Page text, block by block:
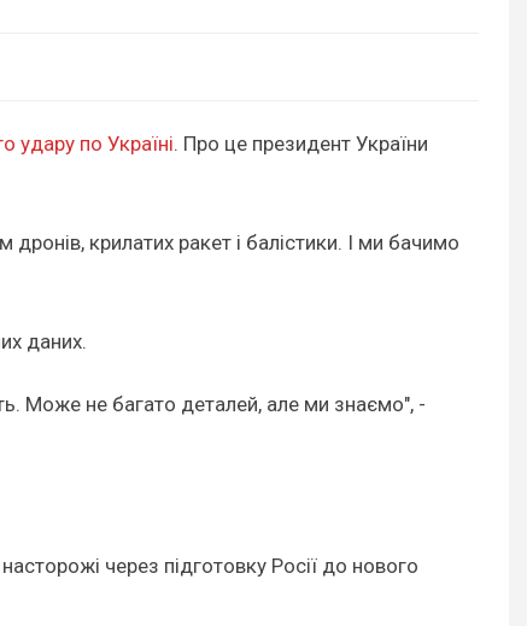
удару по Україні. Про це президент України
крилатих ракет і балістики. І ми бачимо
даних.
Може не багато деталей, але ми знаємо", -
через підготовку Росії до нового